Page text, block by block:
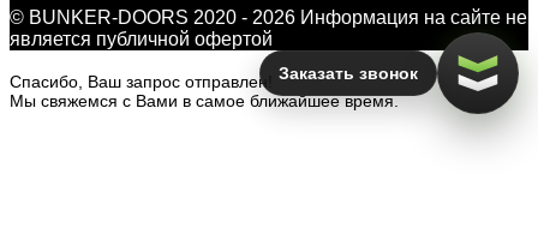
Заказать звонок
© BUNKER-DOORS 2020 - 2026 Информация на сайте не
является публичной офертой
Спасибо, Ваш запрос отправлен!
Мы свяжемся с Вами в самое ближайшее время.